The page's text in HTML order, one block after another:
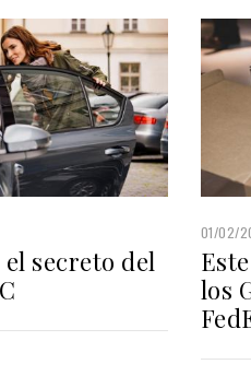
secreto del
01/02/
los